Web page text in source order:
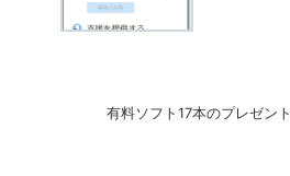
有料ソフト17本のプレゼント